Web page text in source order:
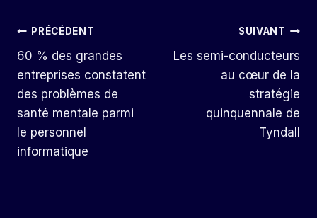
Navigation
De
L’article
PRÉCÉDENT
60 % des grandes
entreprises constatent
des problèmes de
santé mentale parmi
le personnel
informatique
SUIVANT
Les semi-conducteurs
au cœur de la
stratégie
quinquennale de
Tyndall